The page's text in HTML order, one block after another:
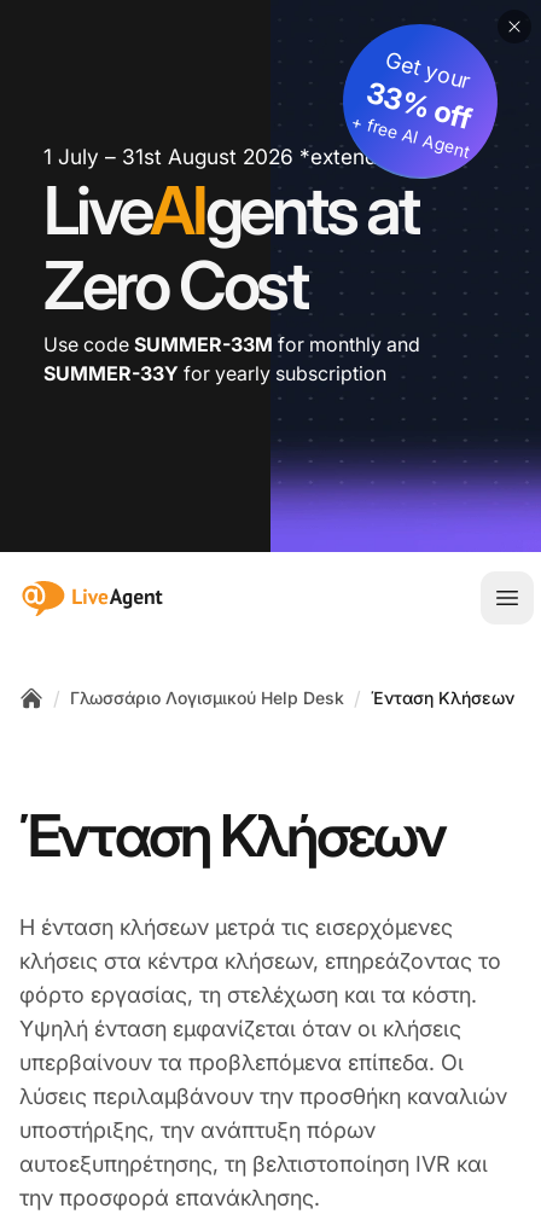
1 July – 31st August 2026 *extended
LiveAIgents at
Zero Cost
Get your
33% off
+ free AI Agent
Use code SUMMER-33M for monthly and
SUMMER-33Y for yearly subscription
:site.title
/ Γλωσσάριο Λογισμικού Help Desk / Ένταση Κλήσεων
Ένταση Κλήσεων
Η ένταση κλήσεων μετρά τις εισερχόμενες
κλήσεις στα κέντρα κλήσεων, επηρεάζοντας το
φόρτο εργασίας, τη στελέχωση και τα κόστη.
Υψηλή ένταση εμφανίζεται όταν οι κλήσεις
υπερβαίνουν τα προβλεπόμενα επίπεδα. Οι
λύσεις περιλαμβάνουν την προσθήκη καναλιών
υποστήριξης, την ανάπτυξη πόρων
αυτοεξυπηρέτησης, τη βελτιστοποίηση IVR και
την προσφορά επανάκλησης.